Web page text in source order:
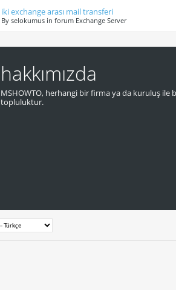
iki exchange arası mail transferi
By selokumus in forum Exchange Server
hakkımızda
MSHOWTO, herhangi bir firma ya da kuruluş ile
topluluktur.